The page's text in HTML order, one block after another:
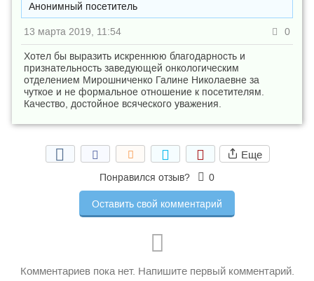
Анонимный посетитель
0
13 марта 2019, 11:54
Хотел бы выразить искреннюю благодарность и
признательность заведующей онкологическим
отделением Мирошниченко Галине Николаевне за
чуткое и не формальное отношение к посетителям.
Качество, достойное всяческого уважения.
Еще
Понравился отзыв? 0
Оставить свой комментарий
Комментариев пока нет. Напишите первый комментарий.